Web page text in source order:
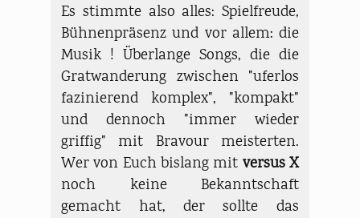
Es stimmte also alles: Spielfreude,
Bühnenpräsenz und vor allem: die
Musik ! Überlange Songs, die die
Gratwanderung zwischen "uferlos
fazinierend komplex", "kompakt"
und dennoch "immer wieder
griffig" mit Bravour meisterten.
Wer von Euch bislang mit versus X
noch keine Bekanntschaft
gemacht hat, der sollte das